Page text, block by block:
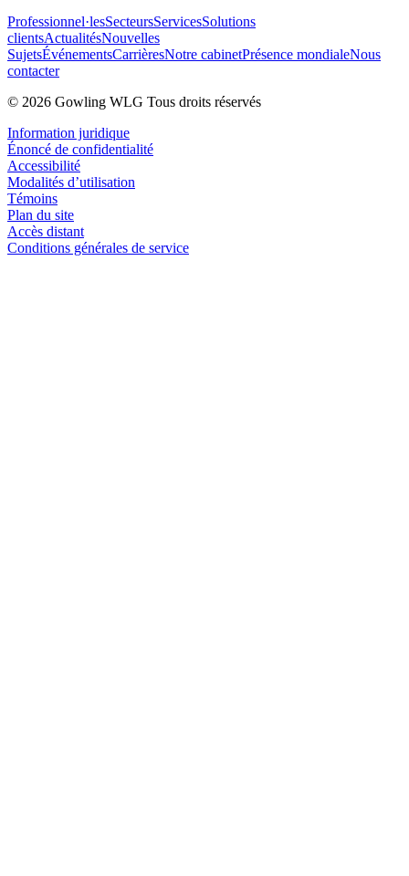
Professionnel·lesSecteursServicesSolutions
clientsActualitésNouvelles
SujetsÉvénementsCarrièresNotre cabinetPrésence mondialeNous
contacter
© 2026 Gowling WLG Tous droits réservés
Information juridique
Énoncé de confidentialité
Accessibilité
Modalités d’utilisation
Témoins
Plan du site
Accès distant
Conditions générales de service